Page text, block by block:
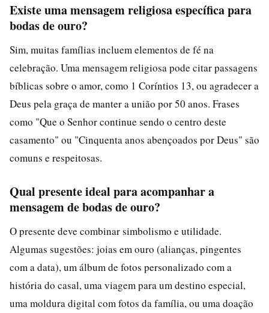
Existe uma mensagem religiosa específica para
bodas de ouro?
Sim, muitas famílias incluem elementos de fé na
celebração. Uma mensagem religiosa pode citar passagens
bíblicas sobre o amor, como 1 Coríntios 13, ou agradecer a
Deus pela graça de manter a união por 50 anos. Frases
como "Que o Senhor continue sendo o centro deste
casamento" ou "Cinquenta anos abençoados por Deus" são
comuns e respeitosas.
Qual presente ideal para acompanhar a
mensagem de bodas de ouro?
O presente deve combinar simbolismo e utilidade.
Algumas sugestões: joias em ouro (alianças, pingentes
com a data), um álbum de fotos personalizado com a
história do casal, uma viagem para um destino especial,
uma moldura digital com fotos da família, ou uma doação